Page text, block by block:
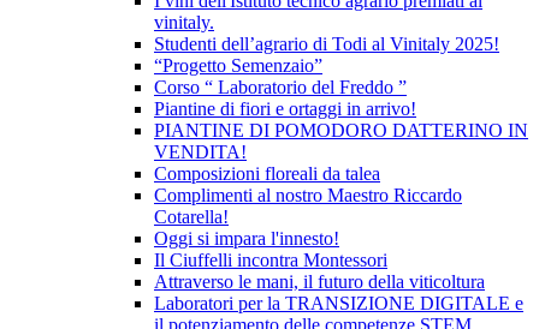
vinitaly.
Studenti dell’agrario di Todi al Vinitaly 2025!
“Progetto Semenzaio”
Corso “ Laboratorio del Freddo ”
Piantine di fiori e ortaggi in arrivo!
PIANTINE DI POMODORO DATTERINO IN
VENDITA!
Composizioni floreali da talea
Complimenti al nostro Maestro Riccardo
Cotarella!
Oggi si impara l'innesto!
Il Ciuffelli incontra Montessori
Attraverso le mani, il futuro della viticoltura
Laboratori per la TRANSIZIONE DIGITALE e